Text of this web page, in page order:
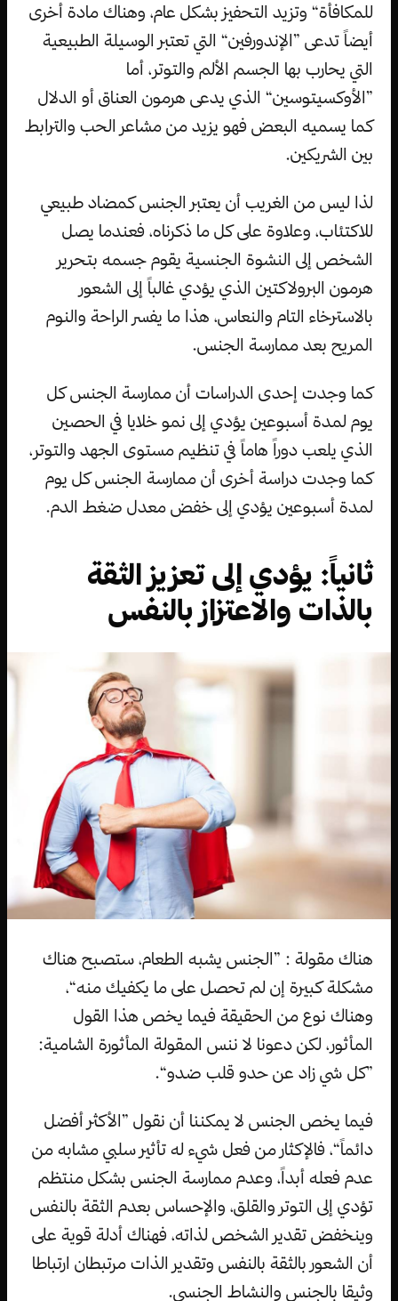
للمكافأة“ وتزيد التحفيز بشكل عام، وهناك مادة أخرى
أيضاً تدعى ”الإندورفين“ التي تعتبر الوسيلة الطبيعية
التي يحارب بها الجسم الألم والتوتر، أما
”الأوكسيتوسين“ الذي يدعى هرمون العناق أو الدلال
كما يسميه البعض فهو يزيد من مشاعر الحب والترابط
بين الشريكين.
لذا ليس من الغريب أن يعتبر الجنس كمضاد طبيعي
للاكتئاب، وعلاوة على كل ما ذكرناه، فعندما يصل
الشخص إلى النشوة الجنسية يقوم جسمه بتحرير
هرمون البرولاكتين الذي يؤدي غالباً إلى الشعور
بالاسترخاء التام والنعاس، هذا ما يفسر الراحة والنوم
المريح بعد ممارسة الجنس.
كما وجدت إحدى الدراسات أن ممارسة الجنس كل
يوم لمدة أسبوعين يؤدي إلى نمو خلايا في الحصين
الذي يلعب دوراً هاماً في تنظيم مستوى الجهد والتوتر،
كما وجدت دراسة أخرى أن ممارسة الجنس كل يوم
لمدة أسبوعين يؤدي إلى خفض معدل ضغط الدم.
ثانياً: يؤدي إلى تعزيز الثقة
بالذات والاعتزاز بالنفس
هناك مقولة : ”الجنس يشبه الطعام، ستصبح هناك
مشكلة كبيرة إن لم تحصل على ما يكفيك منه“،
وهناك نوع من الحقيقة فيما يخص هذا القول
المأثور، لكن دعونا لا ننس المقولة المأثورة الشامية:
”كل شي زاد عن حدو قلب ضدو“.
فيما يخص الجنس لا يمكننا أن نقول ”الأكثر أفضل
دائماً“، فالإكثار من فعل شيء له تأثير سلبي مشابه من
عدم فعله أبداً، وعدم ممارسة الجنس بشكل منتظم
تؤدي إلى التوتر والقلق، والإحساس بعدم الثقة بالنفس
وينخفض تقدير الشخص لذاته، فهناك أدلة قوية على
أن الشعور بالثقة بالنفس وتقدير الذات مرتبطان ارتباطا
وثيقا بالجنس والنشاط الجنسي.